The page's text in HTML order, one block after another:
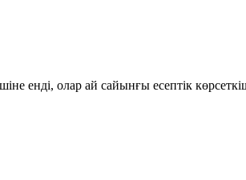
енді, олар ай сайынғы есептік